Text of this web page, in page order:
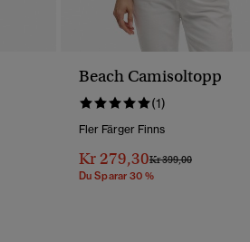
Beach Camisoltopp
(1)
Fler Färger Finns
Kr 279,30Pris Reducerat Från
Kr 399,00Till
Du Sparar 30 %